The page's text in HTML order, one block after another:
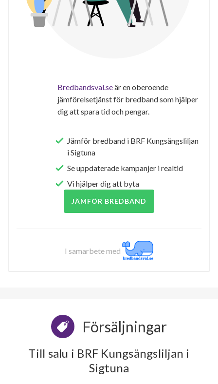
Bredbandsval.seär en oberoende
jämförelsetjänst för bredband som hjälper
dig att spara tid och pengar.
Jämför bredband i BRF Kungsängsliljan
i Sigtuna
Se uppdaterade kampanjer i realtid
Vi hjälper dig att byta
JÄMFÖR BREDBAND
I samarbete med
Försäljningar
Till salu i BRF Kungsängsliljan i
Sigtuna